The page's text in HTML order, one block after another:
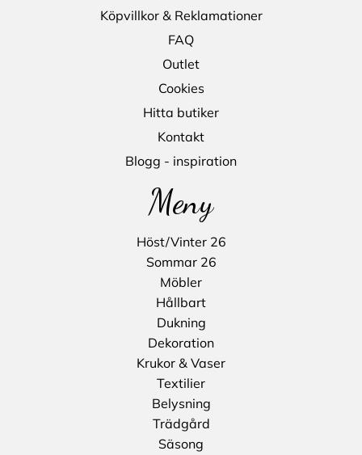
Köpvillkor & Reklamationer
FAQ
Outlet
Cookies
Hitta butiker
Kontakt
Blogg - inspiration
Meny
Höst/Vinter 26
Sommar 26
Möbler
Hållbart
Dukning
Dekoration
Krukor & Vaser
Textilier
Belysning
Trädgård
Säsong